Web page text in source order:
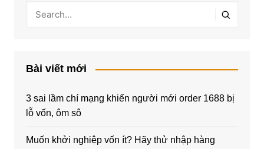
Bài viết mới
3 sai lầm chí mạng khiến người mới order 1688 bị
lỗ vốn, ôm sô
Muốn khởi nghiệp vốn ít? Hãy thử nhập hàng